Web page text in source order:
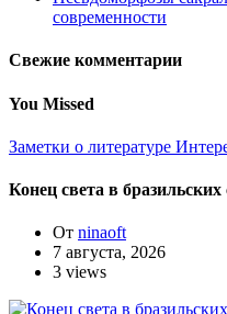
современности
Свежие комментарии
You Missed
Заметки о литературе
Конец света в бразильских
От ninaoft
7 августа, 2026
3 views